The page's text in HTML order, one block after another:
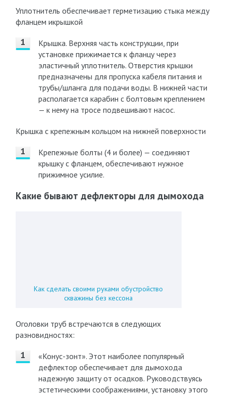
Уплотнитель обеспечивает герметизацию стыка между
фланцем икрышкой
Крышка. Верхняя часть конструкции, при
установке прижимается к фланцу через
эластичный уплотнитель. Отверстия крышки
предназначены для пропуска кабеля питания и
трубы/шланга для подачи воды. В нижней части
располагается карабин с болтовым креплением
— к нему на тросе подвешивают насос.
Крышка с крепежным кольцом на нижней поверхности
Крепежные болты (4 и более) — соединяют
крышку с фланцем, обеспечивают нужное
прижимное усилие.
Какие бывают дефлекторы для дымохода
Как сделать своими руками обустройство
скважины без кессона
Оголовки труб встречаются в следующих
разновидностях:
«Конус-зонт». Этот наиболее популярный
дефлектор обеспечивает для дымохода
надежную защиту от осадков. Руководствуясь
эстетическими соображениями, установку этого